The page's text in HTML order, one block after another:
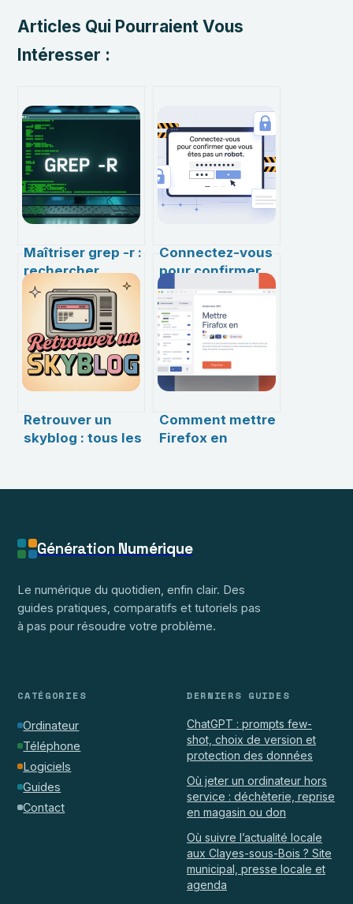
Articles Qui Pourraient Vous
Intéresser :
Maîtriser grep -r :
rechercher
efficacement
dans tous vos
fichiers
Connectez-vous
pour confirmer
que vous n’êtes
pas un robot :
comprendre et
réagir
efficacement
Retrouver un
skyblog : tous les
ancien blog
Comment mettre
Firefox en
votre ordinateur
Génération Numérique
Le numérique du quotidien, enfin clair. Des
guides pratiques, comparatifs et tutoriels pas
à pas pour résoudre votre problème.
CATÉGORIES
Ordinateur
Téléphone
Logiciels
Guides
Contact
DERNIERS GUIDES
ChatGPT : prompts few-
shot, choix de version et
protection des données
Où jeter un ordinateur hors
service : déchèterie, reprise
en magasin ou don
Où suivre l’actualité locale
aux Clayes-sous-Bois ? Site
municipal, presse locale et
agenda